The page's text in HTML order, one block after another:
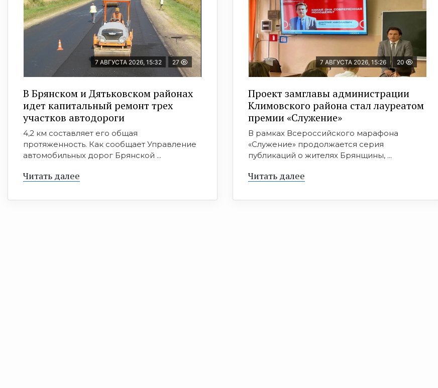
7 АВГУСТА 2026, 15:32 27
В Брянском и Дятьковском районах
идет капитальный ремонт трех
участков автодороги
4,2 км составляет его общая
протяженность. Как сообщает Управление
автомобильных дорог Брянской ...
Читать далее
7 АВГУСТА 2026, 15:26 20
Проект замглавы администрации
Климовского района стал лауреатом
премии «Служение»
В рамках Всероссийского марафона
«Служение» продолжается серия
публикаций о жителях Брянщины, ...
Читать далее